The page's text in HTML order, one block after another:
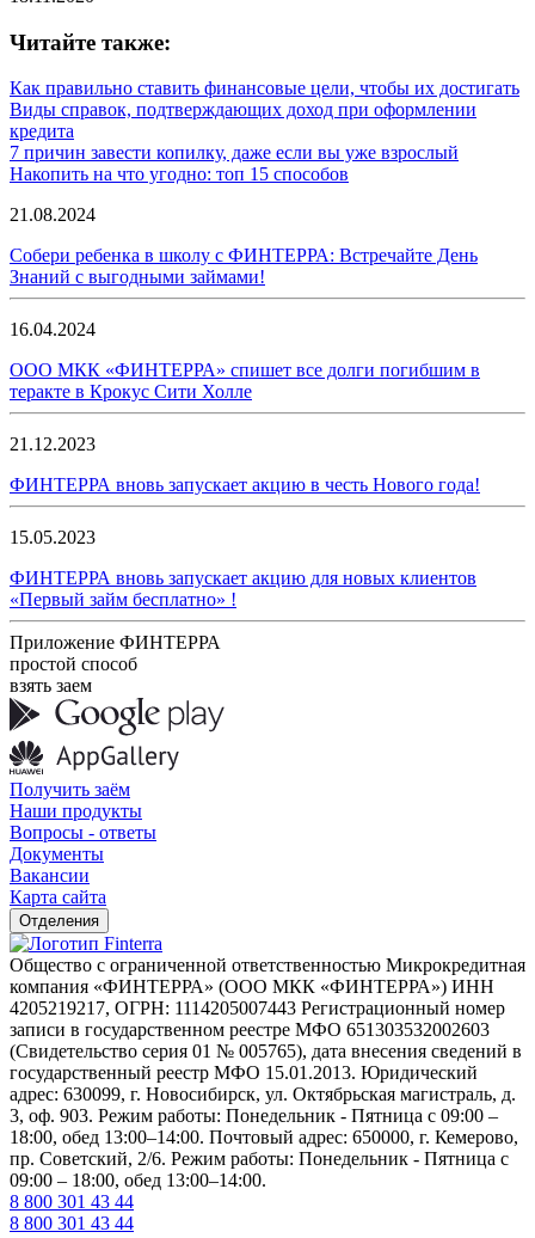
Читайте также:
Как правильно ставить финансовые цели, чтобы их достигать
Виды справок, подтверждающих доход при оформлении
кредита
7 причин завести копилку, даже если вы уже взрослый
Накопить на что угодно: топ 15 способов
21.08.2024
Собери ребенка в школу с ФИНТЕРРА: Встречайте День
Знаний с выгодными займами!
16.04.2024
ООО МКК «ФИНТЕРРА» спишет все долги погибшим в
теракте в Крокус Сити Холле
21.12.2023
ФИНТЕРРА вновь запускает акцию в честь Нового года!
15.05.2023
ФИНТЕРРА вновь запускает акцию для новых клиентов
«Первый займ бесплатно» !
Приложение ФИНТЕРРА
простой способ
взять заем
Получить заём
Наши продукты
Вопросы - ответы
Документы
Вакансии
Карта сайта
Отделения
Общество с ограниченной ответственностью Микрокредитная
компания «ФИНТЕРРА» (ООО МКК «ФИНТЕРРА») ИНН
4205219217, ОГРН: 1114205007443 Регистрационный номер
записи в государственном реестре МФО 651303532002603
(Свидетельство серия 01 № 005765), дата внесения сведений в
государственный реестр МФО 15.01.2013. Юридический
адрес: 630099, г. Новосибирск, ул. Октябрьская магистраль, д.
3, оф. 903. Режим работы: Понедельник - Пятница с 09:00 –
18:00, обед 13:00–14:00. Почтовый адрес: 650000, г. Кемерово,
пр. Советский, 2/6. Режим работы: Понедельник - Пятница с
09:00 – 18:00, обед 13:00–14:00.
8 800 301 43 44
8 800 301 43 44